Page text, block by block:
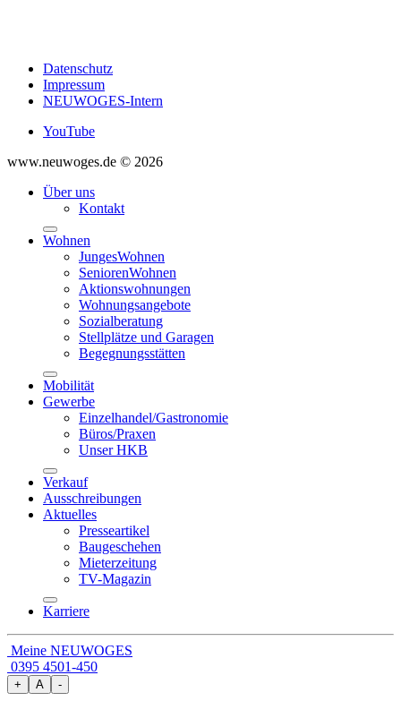
Datenschutz
Impressum
NEUWOGES-Intern
YouTube
www.neuwoges.de © 2026
Über uns
Kontakt
Wohnen
JungesWohnen
SeniorenWohnen
Aktionswohnungen
Wohnungsangebote
Sozialberatung
Stellplätze und Garagen
Begegnungsstätten
Mobilität
Gewerbe
Einzelhandel/Gastronomie
Büros/Praxen
Unser HKB
Verkauf
Ausschreibungen
Aktuelles
Presseartikel
Baugeschehen
Mieterzeitung
TV-Magazin
Karriere
Meine NEUWOGES
0395 4501-450
+ A -